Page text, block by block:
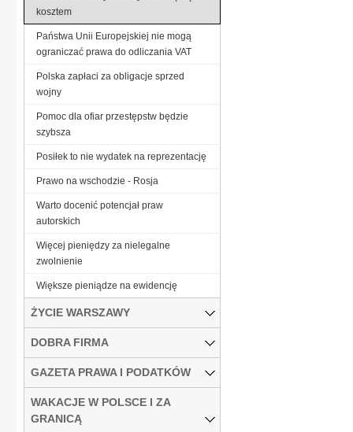
kosztem
Państwa Unii Europejskiej nie mogą
ograniczać prawa do odliczania VAT
Polska zapłaci za obligacje sprzed
wojny
Pomoc dla ofiar przestępstw będzie
szybsza
Posiłek to nie wydatek na reprezentację
Prawo na wschodzie - Rosja
Warto docenić potencjał praw
autorskich
Więcej pieniędzy za nielegalne
zwolnienie
Większe pieniądze na ewidencję
ŻYCIE WARSZAWY
DOBRA FIRMA
GAZETA PRAWA I PODATKÓW
WAKACJE W POLSCE I ZA
GRANICĄ